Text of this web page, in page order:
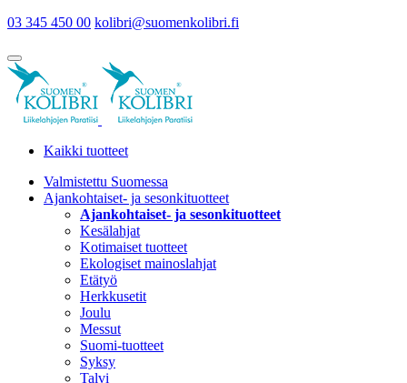
03 345 450 00 kolibri@suomenkolibri.fi
Kaikki tuotteet
Valmistettu Suomessa
Ajankohtaiset- ja sesonkituotteet
Ajankohtaiset- ja sesonkituotteet
Kesälahjat
Kotimaiset tuotteet
Ekologiset mainoslahjat
Etätyö
Herkkusetit
Joulu
Messut
Suomi-tuotteet
Syksy
Talvi